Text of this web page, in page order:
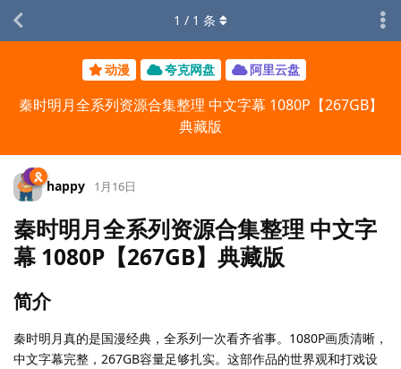
动漫 夸克网盘 阿里云盘
秦时明月全系列资源合集整理 中文字幕 1080P【267GB】
典藏版
1 / 1 条
happy 1月16日
秦时明月全系列资源合集整理 中文字
幕 1080P【267GB】典藏版
简介
秦时明月真的是国漫经典，全系列一次看齐省事。1080P画质清晰，
中文字幕完整，267GB容量足够扎实。这部作品的世界观和打戏设